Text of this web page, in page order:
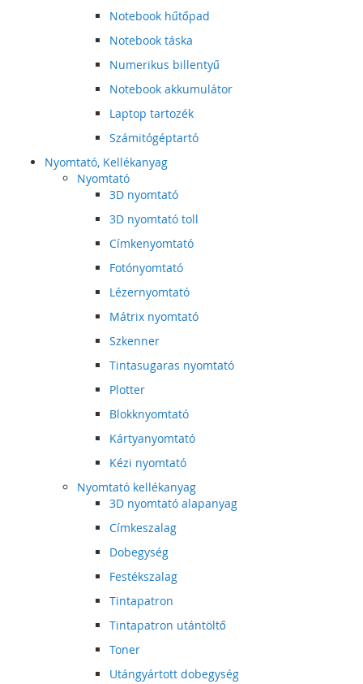
Notebook hűtőpad
Notebook táska
Numerikus billentyű
Notebook akkumulátor
Laptop tartozék
Számitógéptartó
Nyomtató, Kellékanyag
Nyomtató
3D nyomtató
3D nyomtató toll
Címkenyomtató
Fotónyomtató
Lézernyomtató
Mátrix nyomtató
Szkenner
Tintasugaras nyomtató
Plotter
Blokknyomtató
Kártyanyomtató
Kézi nyomtató
Nyomtató kellékanyag
3D nyomtató alapanyag
Címkeszalag
Dobegység
Festékszalag
Tintapatron
Tintapatron utántöltő
Toner
Utángyártott dobegység